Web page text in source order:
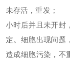
未存活，重发；
小时后并且未开封
定。 细胞出现问题
造成细胞污染，不